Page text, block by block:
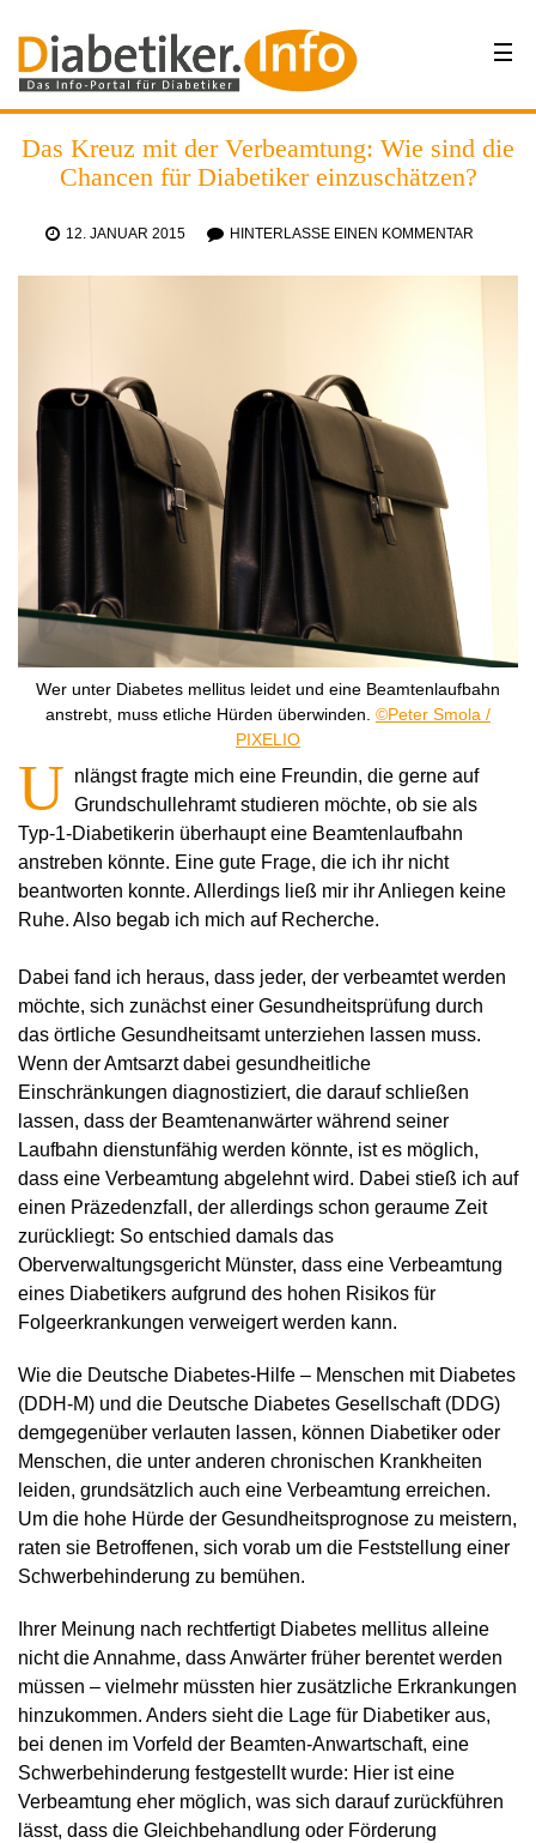
Das Kreuz mit der Verbeamtung: Wie sind die
Chancen für Diabetiker einzuschätzen?
12. JANUAR 2015 HINTERLASSE EINEN KOMMENTAR
Wer unter Diabetes mellitus leidet und eine Beamtenlaufbahn
anstrebt, muss etliche Hürden überwinden. ©Peter Smola /
PIXELIO
U nlängst fragte mich eine Freundin, die gerne auf
Grundschullehramt studieren möchte, ob sie als
Typ-1-Diabetikerin überhaupt eine Beamtenlaufbahn
anstreben könnte. Eine gute Frage, die ich ihr nicht
beantworten konnte. Allerdings ließ mir ihr Anliegen keine
Ruhe. Also begab ich mich auf Recherche.
Dabei fand ich heraus, dass jeder, der verbeamtet werden
möchte, sich zunächst einer Gesundheitsprüfung durch
das örtliche Gesundheitsamt unterziehen lassen muss.
Wenn der Amtsarzt dabei gesundheitliche
Einschränkungen diagnostiziert, die darauf schließen
lassen, dass der Beamtenanwärter während seiner
Laufbahn dienstunfähig werden könnte, ist es möglich,
dass eine Verbeamtung abgelehnt wird. Dabei stieß ich auf
einen Präzedenzfall, der allerdings schon geraume Zeit
zurückliegt: So entschied damals das
Oberverwaltungsgericht Münster, dass eine Verbeamtung
eines Diabetikers aufgrund des hohen Risikos für
Folgeerkrankungen verweigert werden kann.
Wie die Deutsche Diabetes-Hilfe – Menschen mit Diabetes
(DDH-M) und die Deutsche Diabetes Gesellschaft (DDG)
demgegenüber verlauten lassen, können Diabetiker oder
Menschen, die unter anderen chronischen Krankheiten
leiden, grundsätzlich auch eine Verbeamtung erreichen.
Um die hohe Hürde der Gesundheitsprognose zu meistern,
raten sie Betroffenen, sich vorab um die Feststellung einer
Schwerbehinderung zu bemühen.
Ihrer Meinung nach rechtfertigt Diabetes mellitus alleine
nicht die Annahme, dass Anwärter früher berentet werden
müssen – vielmehr müssten hier zusätzliche Erkrankungen
hinzukommen. Anders sieht die Lage für Diabetiker aus,
bei denen im Vorfeld der Beamten-Anwartschaft, eine
Schwerbehinderung festgestellt wurde: Hier ist eine
Verbeamtung eher möglich, was sich darauf zurückführen
lässt, dass die Gleichbehandlung oder Förderung